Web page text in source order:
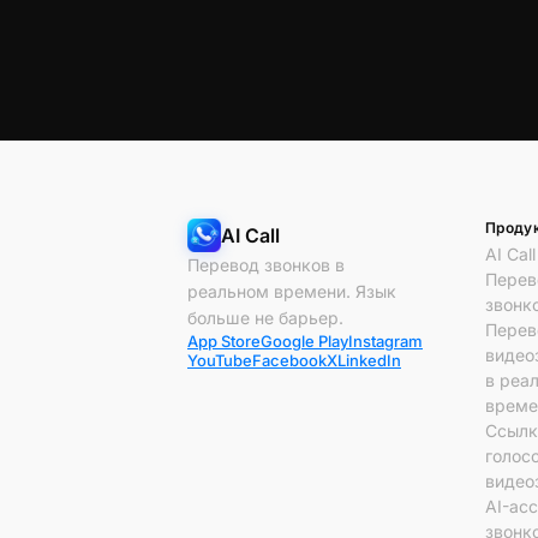
AI Call
Перевод звонков в
реальном времени. Язык
больше не барьер.
App StoreGoogle PlayInstagram
YouTubeFacebookXLinkedIn
AI Call
в
AI-